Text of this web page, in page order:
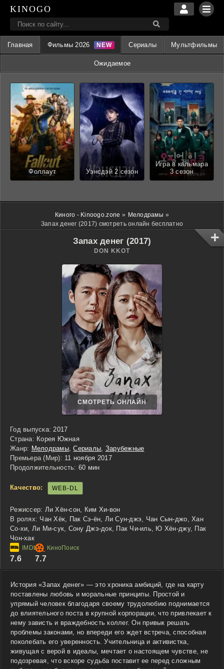
KINOGO
Главная Фильмы 2026 Сериалы Мультфильмы
Ожидаемое
Фоллаут Уэнсдэй 2 сезон
Игра в кальмара
3 сезон
Киного - Kinoogo.zone » Мелодрамы »
Запах денег (2017) смотреть онлайн бесплатно
Запах денег (2017)
DON KKOT
СМОТРЕТЬ ОНЛАЙН
Год выпуска: 2017
Страна: Корея Южная
Жанр: Мелодрамы,Сериалы Зарубежные
Премьера (Мир): 11 ноября 2017
Продолжительность: 60 мин
Качество: WEB-DL
Режиссер: Ли Хён-сон, Ким Хи-вон
В ролях: Чан Хёк, Пак Сэ-ён, Ли Сун-джэ, Чан Сын-джо, Хан
Со-хи, Ли Ми-сук, Сону Джэ-док, Пак Чи-иль, Ю Хён-джу, Пак
Чон-хак
7.6 7.7
История «Запах денег» — это хроника амбиций, где на карту
поставлены любовь и моральные принципы. Простой и
упрямый человек благодаря своему трудолюбию поднимается
до влиятельного поста в крупной корпорации, что привлекает к
нему зависть и враждебность коллег. Он привык решать
проблемы законами, но впереди его ждет встреча, способная
поколебать его уверенность. Учительница и активистка,
живущая с верой в идеалы, мечтает о настоящем чувстве, не
подозревая, что вскоре судьба поставит ее перед сложным